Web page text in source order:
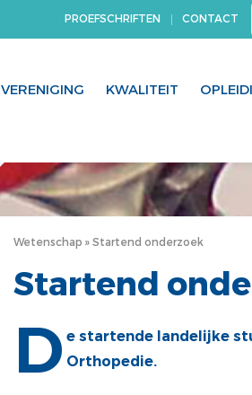
PROEFSCHRIFTEN CONTACT
VERENIGING KWALITEIT
Wetenschap Startend onderzoek
Startend
D e startende landelijke
Orthopedie.